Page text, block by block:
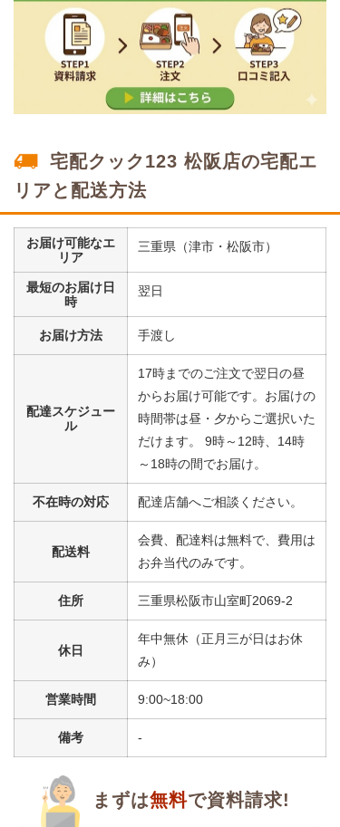
価です。
ムースセット食のメニュー例
白身魚のゆずおろし煮
栄養素
エネルギー：379kcal、たんぱく質：11.2g、脂
質：11.4g、炭水化物：56.6g、ナトリウム：
676mg、食塩相当量：17.g
※メニューの補足
ご飯セットの栄養素です。お弁当献立の一例と
その栄養価のため、実際にご提供可能なメニュ
ーではないのでご注意ください。
宅配クック123 松阪店の宅配エ
リアと配送方法
お届け可能なエ
リア
三重県（津市・松阪市）
最短のお届け日
時
翌日
お届け方法 手渡し
配達スケジュー
ル
17時までのご注文で翌日の昼
からお届け可能です。お届けの
時間帯は昼・夕からご選択いた
だけます。 9時～12時、14時
～18時の間でお届け。
不在時の対応 配達店舗へご相談ください。
配送料
会費、配達料は無料で、費用は
お弁当代のみです。
住所 三重県松阪市山室町2069-2
休日
年中無休（正月三が日はお休
み）
営業時間 9:00~18:00
備考 -
まずは無料で資料請求!